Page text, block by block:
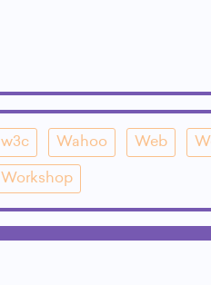
w3c Wahoo Web
Workshop